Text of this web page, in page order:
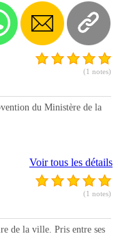
(1 notes)
du Ministère de la
Voir tous les détails
(1 notes)
de la ville. Pris entre ses